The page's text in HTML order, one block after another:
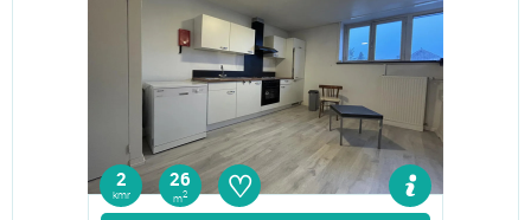
2
kmr
26
m2 ♡